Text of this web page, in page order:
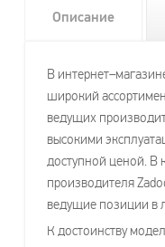
Описание
В
широкий
ведущих
высокими
доступной ценой. В
производителя
ведущие позиции в
К достоинству